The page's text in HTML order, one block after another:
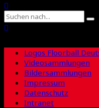
Logos Floorball
Videosammlungen
Bildersammlungen
Impressum
Datenschutz
Intranet